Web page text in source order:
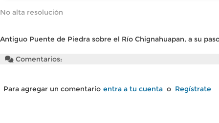
No alta resolución
Antiguo Puente de Piedra sobre el Río Chignahuapan, a su
Comentarios:
Para agregar un comentario entra a tu cuenta o Regístrate